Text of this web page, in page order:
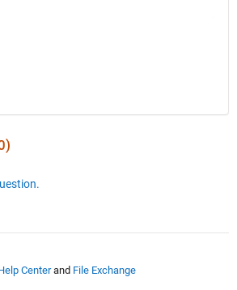
Centerand File Exchange